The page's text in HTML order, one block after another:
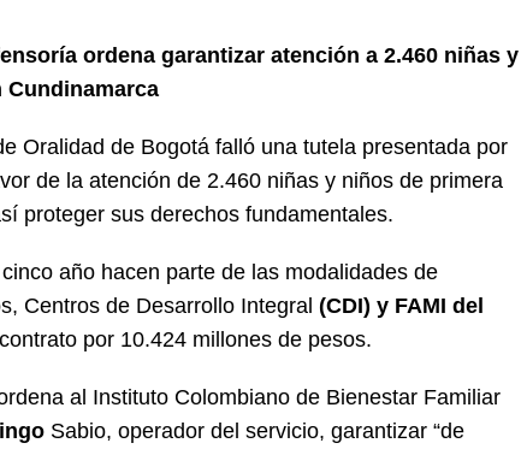
se alista para la posesión presidencial: así será la investidura de Abelardo
ordena garantizar atención a 2.460 niñas y
Cundinamarca
Oralidad de Bogotá falló una tutela presentada por
de la atención de 2.460 niñas y niños de primera
proteger sus derechos fundamentales.
año hacen parte de las modalidades de
Centros de Desarrollo Integral (CDI) y FAMI del
por 10.424 millones de pesos.
al Instituto Colombiano de Bienestar Familiar
Sabio, operador del servicio, garantizar “de